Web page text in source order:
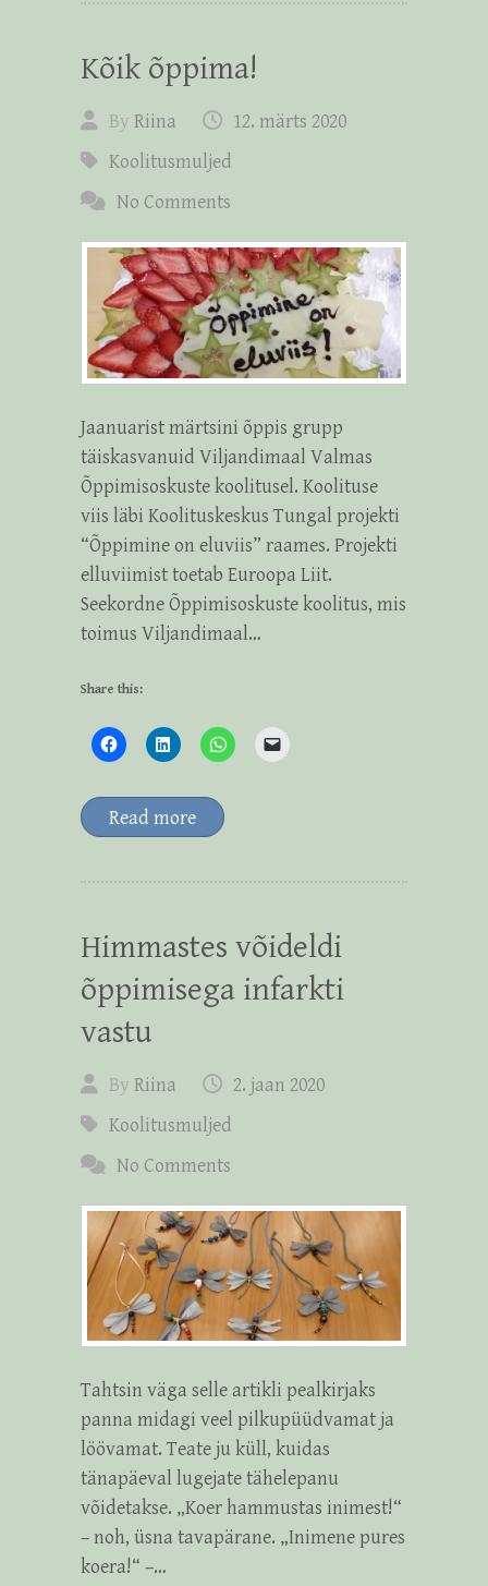
Kõik õppima!
By Riina
12. märts 2020
Koolitusmuljed
No Comments
Jaanuarist märtsini õppis grupp
täiskasvanuid Viljandimaal Valmas
Õppimisoskuste koolitusel. Koolituse
viis läbi Koolituskeskus Tungal projekti
“Õppimine on eluviis” raames. Projekti
elluviimist toetab Euroopa Liit.
Seekordne Õppimisoskuste koolitus, mis
toimus Viljandimaal…
Share this:
Read more
Himmastes võideldi
õppimisega infarkti
vastu
By Riina
2. jaan 2020
Koolitusmuljed
No Comments
Tahtsin väga selle artikli pealkirjaks
panna midagi veel pilkupüüdvamat ja
löövamat. Teate ju küll, kuidas
tänapäeval lugejate tähelepanu
võidetakse. „Koer hammustas inimest!“
– noh, üsna tavapärane. „Inimene pures
koera!“ –…